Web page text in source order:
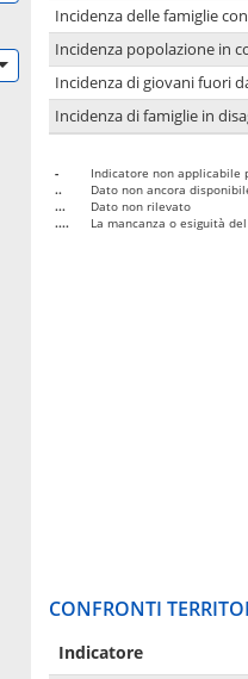
Incidenza delle famiglie
Incidenza popolazione in
Incidenza di giovani fuori
Incidenza di famiglie in
-
Indicatore non applicabile
..
Dato non ancora
...
Dato non rilevato
....
La mancanza o esiguità
CONFRONTI
Indicatore